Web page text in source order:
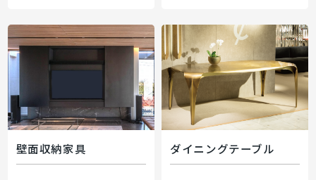
壁面収納家具 ダイニングテーブル